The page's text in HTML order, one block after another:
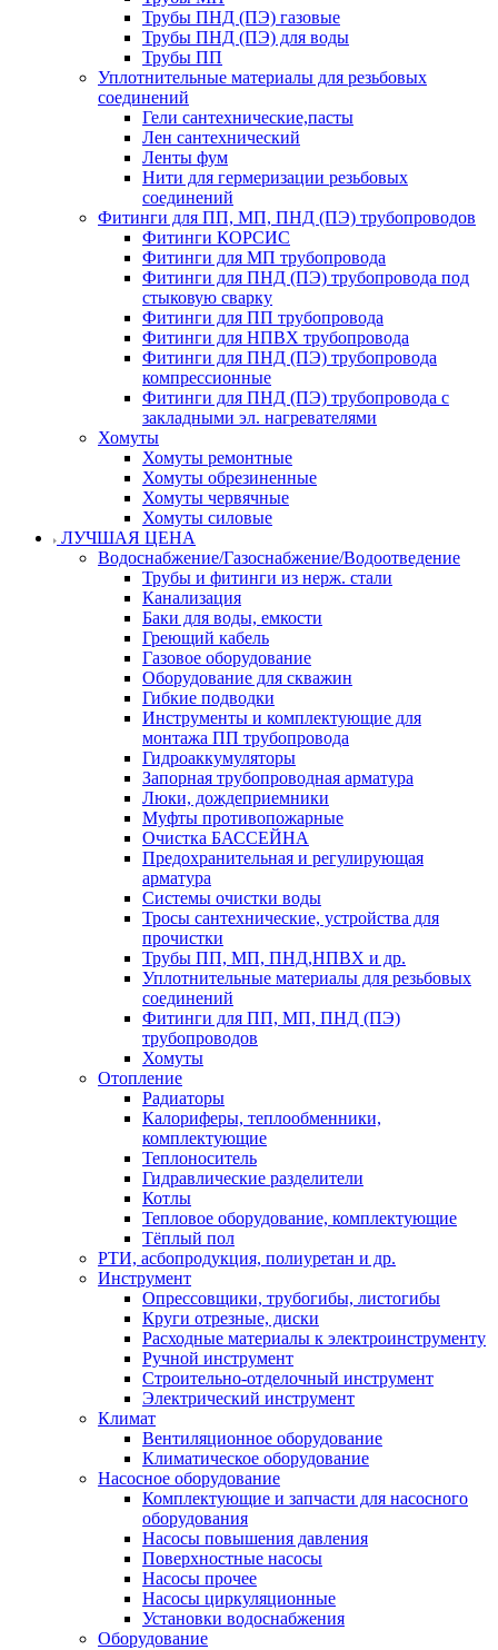
Трубы ПНД (ПЭ) газовые
Трубы ПНД (ПЭ) для воды
Трубы ПП
Уплотнительные материалы для резьбовых
соединений
Гели сантехнические,пасты
Лен сантехнический
Ленты фум
Нити для гермеризации резьбовых
соединений
Фитинги для ПП, МП, ПНД (ПЭ) трубопроводов
Фитинги КОРСИС
Фитинги для МП трубопровода
Фитинги для ПНД (ПЭ) трубопровода под
стыковую сварку
Фитинги для ПП трубопровода
Фитинги для НПВХ трубопровода
Фитинги для ПНД (ПЭ) трубопровода
компрессионные
Фитинги для ПНД (ПЭ) трубопровода с
закладными эл. нагревателями
Хомуты
Хомуты ремонтные
Хомуты обрезиненные
Хомуты червячные
Хомуты силовые
ЛУЧШАЯ ЦЕНА
Водоснабжение/Газоснабжение/Водоотведение
Трубы и фитинги из нерж. стали
Канализация
Баки для воды, емкости
Греющий кабель
Газовое оборудование
Оборудование для скважин
Гибкие подводки
Инструменты и комплектующие для
монтажа ПП трубопровода
Гидроаккумуляторы
Запорная трубопроводная арматура
Люки, дождеприемники
Муфты противопожарные
Очистка БАССЕЙНА
Предохранительная и регулирующая
арматура
Системы очистки воды
Тросы сантехнические, устройства для
прочистки
Трубы ПП, МП, ПНД,НПВХ и др.
Уплотнительные материалы для резьбовых
соединений
Фитинги для ПП, МП, ПНД (ПЭ)
трубопроводов
Хомуты
Отопление
Радиаторы
Калориферы, теплообменники,
комплектующие
Теплоноситель
Гидравлические разделители
Котлы
Тепловое оборудование, комплектующие
Тёплый пол
РТИ, асбопродукция, полиуретан и др.
Инструмент
Опрессовщики, трубогибы, листогибы
Круги отрезные, диски
Расходные материалы к электроинструменту
Ручной инструмент
Строительно-отделочный инструмент
Электрический инструмент
Климат
Вентиляционное оборудование
Климатическое оборудование
Насосное оборудование
Комплектующие и запчасти для насосного
оборудования
Насосы повышения давления
Поверхностные насосы
Насосы прочее
Насосы циркуляционные
Установки водоснабжения
Оборудование